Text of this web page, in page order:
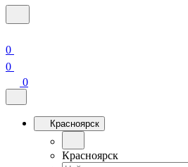
0
0
0
Красноярск
Красноярск